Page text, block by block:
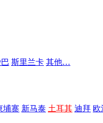
斯里兰卡 其他…
埔寨 新马泰 土耳其 迪拜 欧